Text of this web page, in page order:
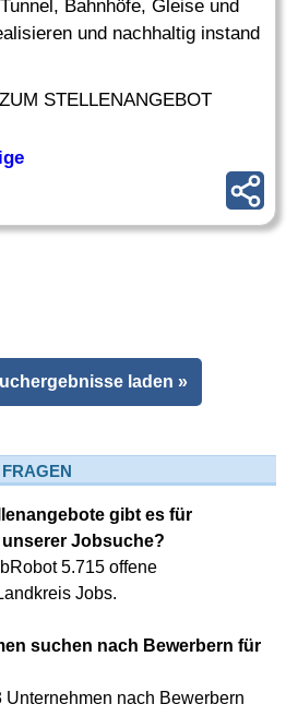
Bahnhöfe, Gleise und
und nachhaltig instand
STELLENANGEBOT
laden »
gibt es für
Jobsuche?
5.715 offene
Jobs.
suchen nach Bewerbern für
nach Bewerbern